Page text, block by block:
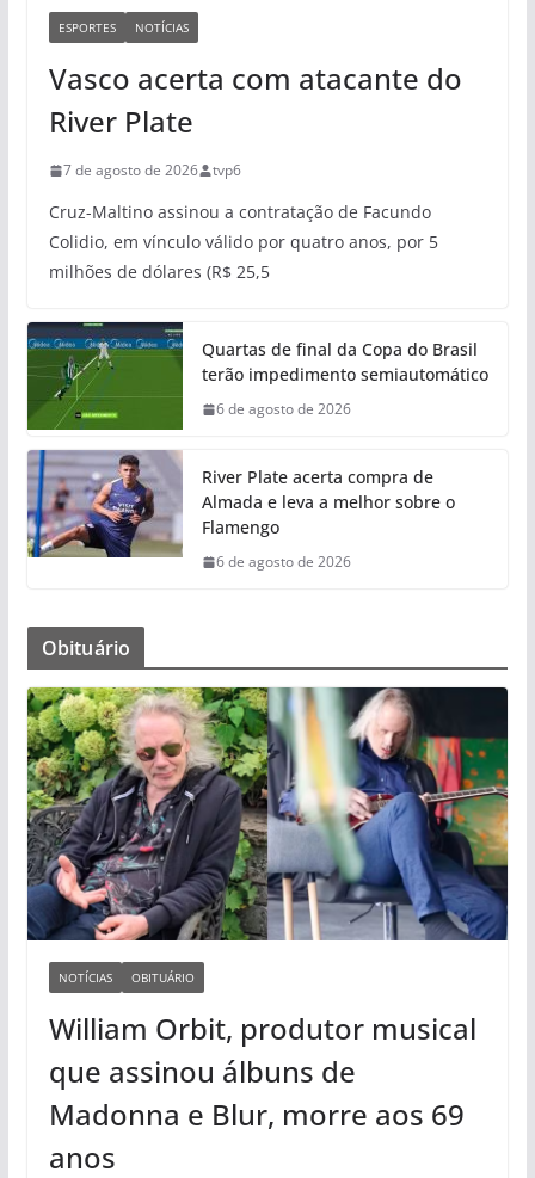
ESPORTES NOTÍCIAS
Vasco acerta com atacante do
River Plate
7 de agosto de 2026 tvp6
Cruz-Maltino assinou a contratação de Facundo
Colidio, em vínculo válido por quatro anos, por 5
milhões de dólares (R$ 25,5
Quartas de final da Copa do Brasil
terão impedimento semiautomático
6 de agosto de 2026
River Plate acerta compra de
Almada e leva a melhor sobre o
Flamengo
6 de agosto de 2026
Obituário
NOTÍCIAS OBITUÁRIO
William Orbit, produtor musical
que assinou álbuns de
Madonna e Blur, morre aos 69
anos